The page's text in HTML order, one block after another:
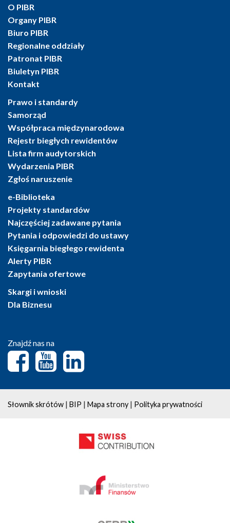
O PIBR
Organy PIBR
Biuro PIBR
Regionalne oddziały
Patronat PIBR
Biuletyn PIBR
Kontakt
Prawo i standardy
Samorząd
Współpraca międzynarodowa
Rejestr biegłych rewidentów
Lista firm audytorskich
Wydarzenia PIBR
Zgłoś naruszenie
e-Biblioteka
Projekty standardów
Najczęściej zadawane pytania
Pytania i odpowiedzi do ustawy
Księgarnia biegłego rewidenta
Alerty PIBR
Zapytania ofertowe
Skargi i wnioski
Dla Biznesu
Znajdź nas na
Słownik skrótów | BIP | Mapa strony | Polityka prywatności